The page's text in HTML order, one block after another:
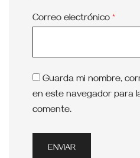
Correo electrónico *
Guarda mi nombre,
en este navegador para
comente.